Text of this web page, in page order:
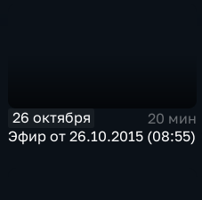
26 октября
20 мин
Эфир от 26.10.2015 (08:55)